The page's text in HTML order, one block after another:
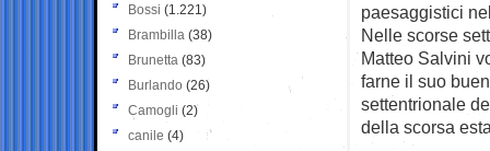
paesaggistici
Nelle scorse
Matteo Salvini
farne il suo
settentrionale
della scorsa
Bossi (1.221)
Brambilla (38)
Brunetta (83)
Burlando (26)
Camogli (2)
canile (4)